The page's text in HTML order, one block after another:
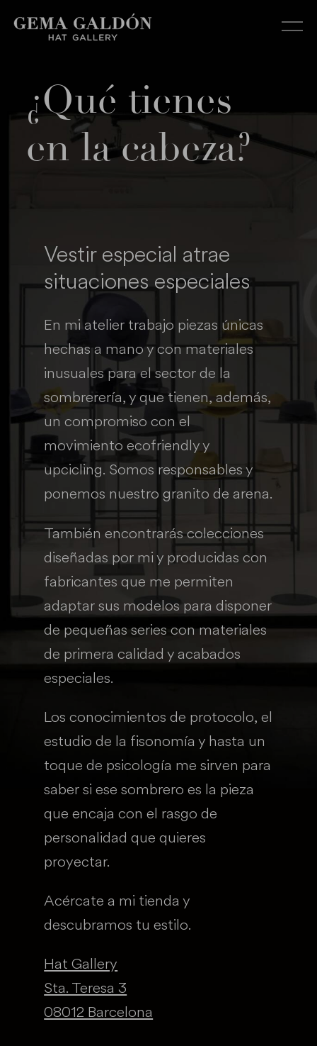
Menu
¿Qué tienes
en la cabeza?
Vestir especial atrae
situaciones especiales
En mi atelier trabajo piezas únicas
hechas a mano y con materiales
inusuales para el sector de la
sombrerería, y que tienen, además,
un compromiso con el
movimiento ecofriendly y
upcicling. Somos responsables y
ponemos nuestro granito de arena.
También encontrarás colecciones
diseñadas por mi y producidas con
fabricantes que me permiten
adaptar sus modelos para disponer
de pequeñas series con materiales
de primera calidad y acabados
especiales.
Los conocimientos de protocolo, el
estudio de la fisonomía y hasta un
toque de psicología me sirven para
saber si ese sombrero es la pieza
que encaja con el rasgo de
personalidad que quieres
proyectar.
Acércate a mi tienda y
descubramos tu estilo.
Hat Gallery
Sta. Teresa 3
08012 Barcelona